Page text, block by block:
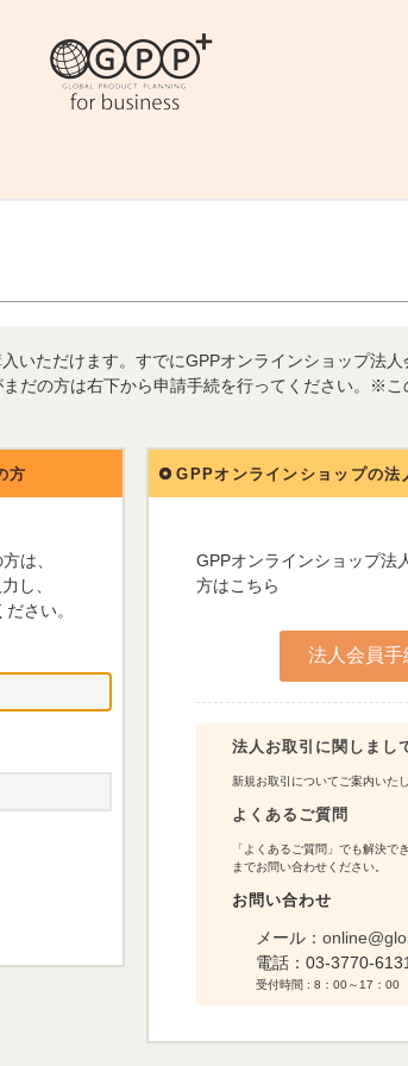
いただけます。すでにGPPオンラインショップ法
だの方は右下から申請手続を行ってください。※
方
は、
し、
さい。
GPPオンラインショップの法
GPPオンラインショップ法
方はこちら
法人お取引に関しまし
新規お取引についてご案内いたし
よくあるご質問
「よくあるご質問」でも解決で
までお問い合わせください。
お問い合わせ
メール：
電話： 03-3770-6131
受付時間 : 8：00～17：00